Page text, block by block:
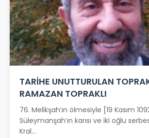
TARİHE UNUTTURULAN
RAMAZAN TOPRAKLI
76. Melikşah’ın ölmesiyle [19 Kasım
Süleymanşah’ın karısı ve iki oğlu
Kral...